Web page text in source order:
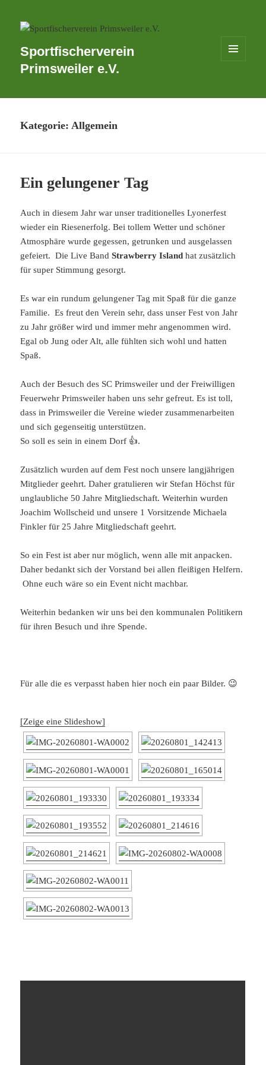
Sportfischerverein
Primsweiler e.V.
Kategorie: Allgemein
Ein gelungener Tag
Auch in diesem Jahr war unser traditionelles Lyonerfest
wieder ein Riesenerfolg. Bei tollem Wetter und schöner
Atmosphäre wurde gegessen, getrunken und ausgelassen
gefeiert. Die Live BandStrawberry Island hat zusätzlich
für super Stimmung gesorgt.
Es war ein rundum gelungener Tag mit Spaß für die ganze
Familie. Es freut den Verein sehr, dass unser Fest von Jahr
zu Jahr größer wird und immer mehr angenommen wird.
Egal ob Jung oder Alt, alle fühlten sich wohl und hatten
Spaß.
Auch der Besuch des SC Primsweiler und der Freiwilligen
Feuerwehr Primsweiler haben uns sehr gefreut. Es ist toll,
dass in Primsweiler die Vereine wieder zusammenarbeiten
und sich gegenseitig unterstützen.
So soll es sein in einem Dorf 👍.
Zusätzlich wurden auf dem Fest noch unsere langjährigen
Mitglieder geehrt. Daher gratulieren wir Stefan Höchst für
unglaubliche 50 Jahre Mitgliedschaft. Weiterhin wurden
Joachim Wollscheid und unsere 1 Vorsitzende Michaela
Finkler für 25 Jahre Mitgliedschaft geehrt.
So ein Fest ist aber nur möglich, wenn alle mit anpacken.
Daher bedankt sich der Vorstand bei allen fleißigen Helfern.
Ohne euch wäre so ein Event nicht machbar.
Weiterhin bedanken wir uns bei den kommunalen Politikern
für ihren Besuch und ihre Spende.
Für alle die es verpasst haben hier noch ein paar Bilder. 😉
[Zeige eine Slideshow]